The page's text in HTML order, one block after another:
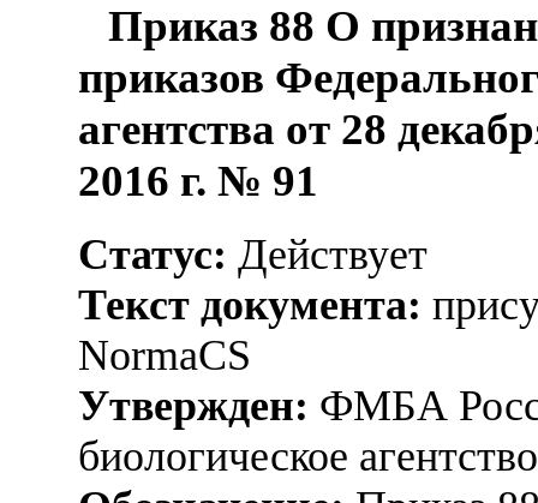
Приказ 88 О
приказов
агентства от 28
2016 г. № 91
Статус: Действует
Текст документа:
NormaCS
Утвержден: ФМБА
биологическое